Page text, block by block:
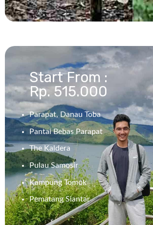
Start From :
Rp. 515.000
Parapat, Danau Toba
Pantai Bebas Parapat
The Kaldera
Pulau Samosir
Kampung Tomok
Pematang Siantar